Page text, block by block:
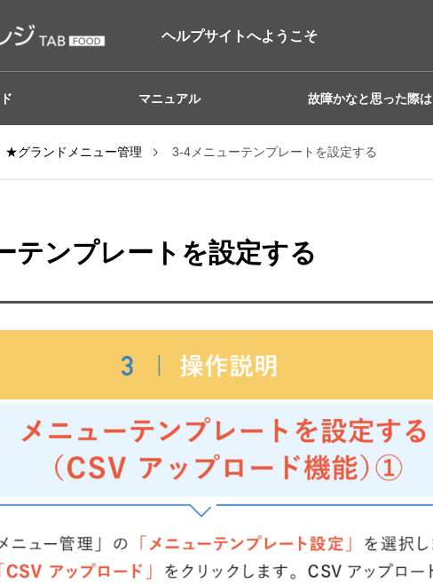
ヘルプサイトへようこそ
マニュアル 故障かなと思った際は
★グランドメニュー管理 3-4メニューテンプレートを設定する
テンプレートを設定する